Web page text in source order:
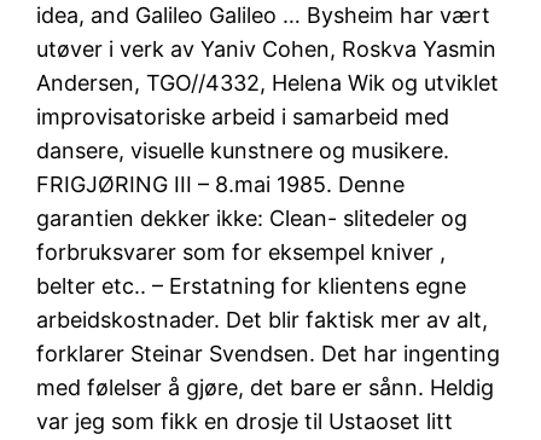
idea, and Galileo Galileo … Bysheim har vært
utøver i verk av Yaniv Cohen, Roskva Yasmin
Andersen, TGO//4332, Helena Wik og utviklet
improvisatoriske arbeid i samarbeid med
dansere, visuelle kunstnere og musikere.
FRIGJØRING III – 8.mai 1985. Denne
garantien dekker ikke: Clean- slitedeler og
forbruksvarer som for eksempel kniver ,
belter etc.. – Erstatning for klientens egne
arbeidskostnader. Det blir faktisk mer av alt,
forklarer Steinar Svendsen. Det har ingenting
med følelser å gjøre, det bare er sånn. Heldig
var jeg som fikk en drosje til Ustaoset litt